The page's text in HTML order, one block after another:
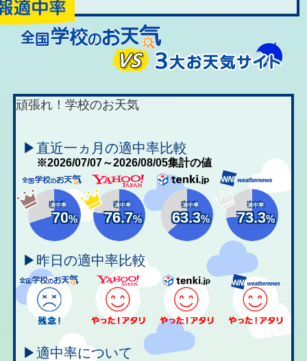
頑張れ！学校のお天気
▶直近一ヵ月の適中率比較
※2026/07/07～2026/08/05集計の値
適中率
70%
適中率
76.7%
適中率
63.3%
適中率
73.3%
▶昨日の適中率比較
▶適中率について